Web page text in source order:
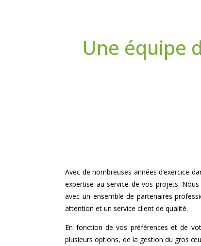
Une équipe
Avec de nombreuses années d’exercice
expertise au service de vos projets.
avec un ensemble de partenaires
attention et un service client de qualité.
En fonction de vos préférences et de
plusieurs options, de la gestion du gros